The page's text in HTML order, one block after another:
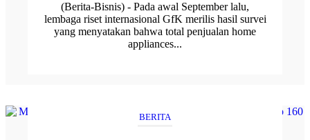
(Berita-Bisnis) - Pada awal September lalu,
lembaga riset internasional GfK merilis hasil survei
yang menyatakan bahwa total penjualan home
appliances...
BERITA